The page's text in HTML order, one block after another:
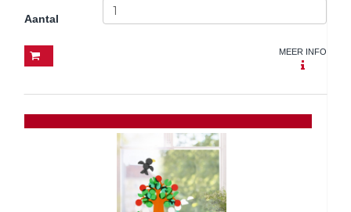
Aantal
MEER INFO